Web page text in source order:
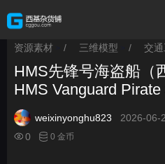
资源素材 / 三维模型 / 交
HMS先锋号海盗船（
HMS Vanguard
weixinyonghu823
2026-06-
0
0 金币